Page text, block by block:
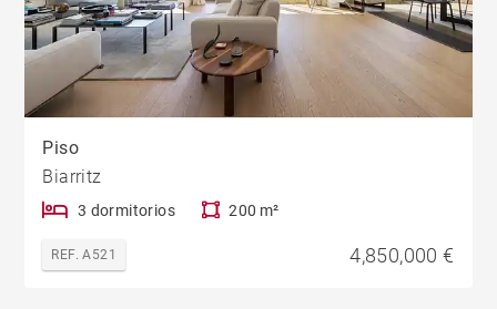
Piso
Biarritz
3 dormitorios 200 m²
REF. A521 4,850,000 €